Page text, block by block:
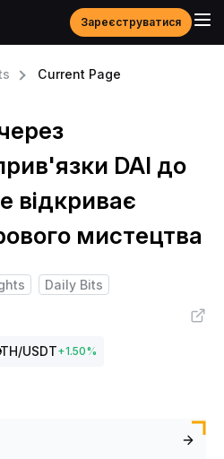
Зареєструватися
Current Page
DAI до
відкриває
мистецтва
Daily Bits
/USDT+1.50%